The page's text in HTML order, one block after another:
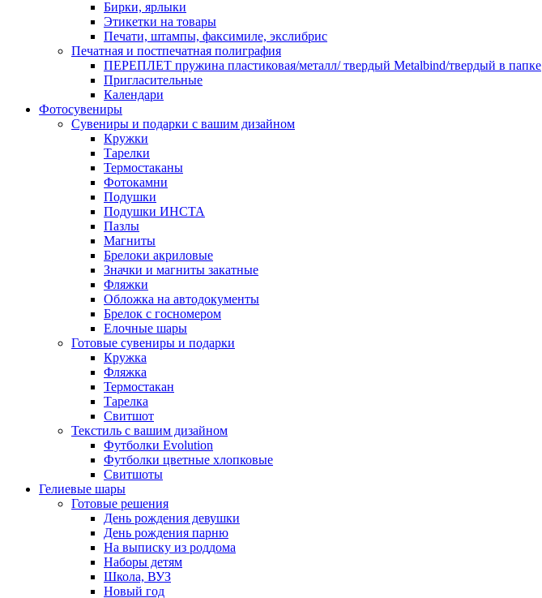
Бирки, ярлыки
Этикетки на товары
Печати, штампы, факсимиле, экслибрис
Печатная и постпечатная полиграфия
ПЕРЕПЛЕТ пружина пластиковая/металл/ твердый Metalbind/твердый в папке
Пригласительные
Календари
Фотосувениры
Сувениры и подарки с вашим дизайном
Кружки
Тарелки
Термостаканы
Фотокамни
Подушки
Подушки ИНСТА
Пазлы
Магниты
Брелоки акриловые
Значки и магниты закатные
Фляжки
Обложка на автодокументы
Брелок с госномером
Елочные шары
Готовые сувениры и подарки
Кружка
Фляжка
Термостакан
Тарелка
Свитшот
Текстиль с вашим дизайном
Футболки Evolution
Футболки цветные хлопковые
Свитшоты
Гелиевые шары
Готовые решения
День рождения девушки
День рождения парню
На выписку из роддома
Наборы детям
Школа, ВУЗ
Новый год